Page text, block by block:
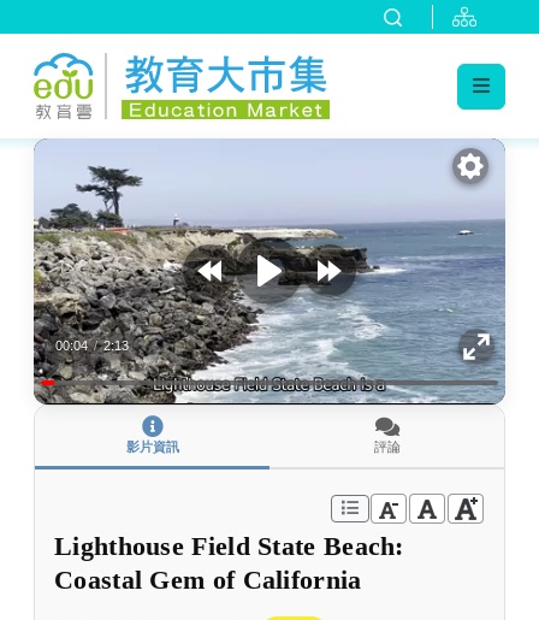
:::
00:04 / 2:13
影片資訊 評論
Lighthouse Field State Beach:
Coastal Gem of California